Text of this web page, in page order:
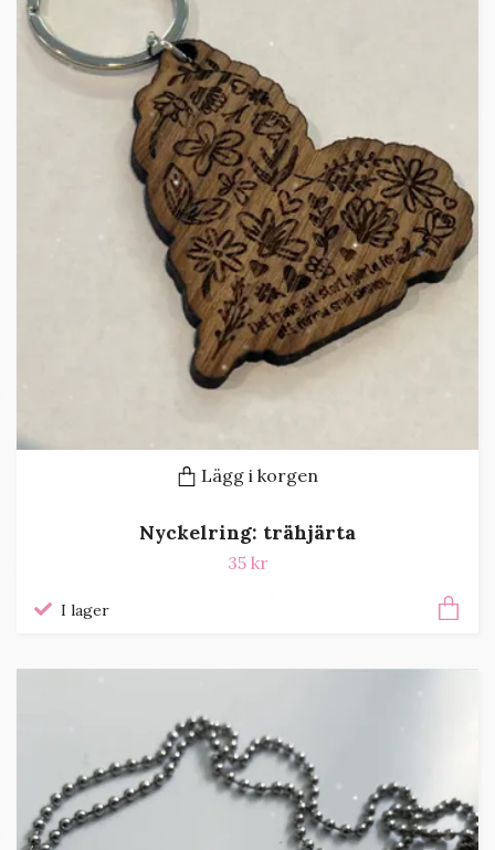
Lägg i korgen
Nyckelring: trähjärta
35 kr
I lager